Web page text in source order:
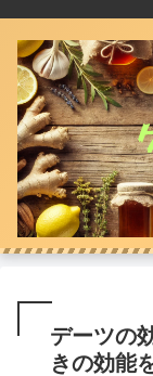
デーツの
きの効能